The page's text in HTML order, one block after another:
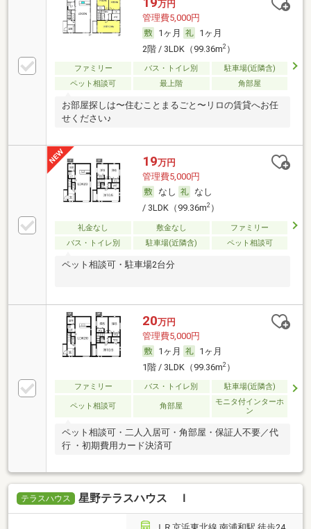
万円
管理費5,000円
1ヶ月
1ヶ月
2階 / 3LDK（99.36m2）
ファミリー バス・トイレ別
駐車場(近隣含)
ペット相談可
最上階 角部屋
お部屋探しは〜住むことまるごと〜リロの賃貸へお任
せください♪
19万円
管理費5,000円
なし
なし
/ 3LDK（99.36m2）
礼金なし 敷金なし
ファミリー
バス・トイレ別
駐車場(近隣含) ペット相談可
ペット相談可・駐車場2台分
20万円
管理費5,000円
1ヶ月
1ヶ月
1階 / 3LDK（99.36m2）
ファミリー バス・トイレ別 駐車場(近隣含)
ペット相談可 角部屋
モニタ付インターホ
ン
ペット相談可・二人入居可・角部屋・保証人不要／代
行 ・初期費用カード決済可
テラスハウス 星野テラスハウス Ｉ